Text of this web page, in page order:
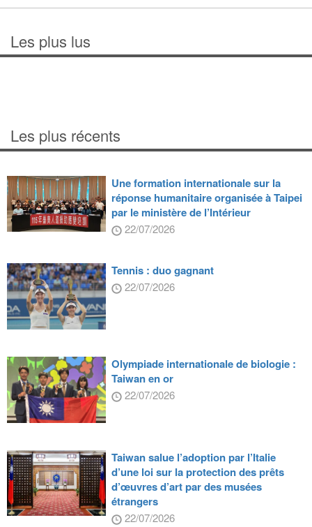
Les plus lus
Les plus récents
Une formation internationale sur la
réponse humanitaire organisée à Taipei
par le ministère de l’Intérieur
22/07/2026
Tennis : duo gagnant
22/07/2026
Olympiade internationale de biologie :
Taiwan en or
22/07/2026
Taiwan salue l’adoption par l’Italie
d’une loi sur la protection des prêts
d’œuvres d’art par des musées
étrangers
22/07/2026